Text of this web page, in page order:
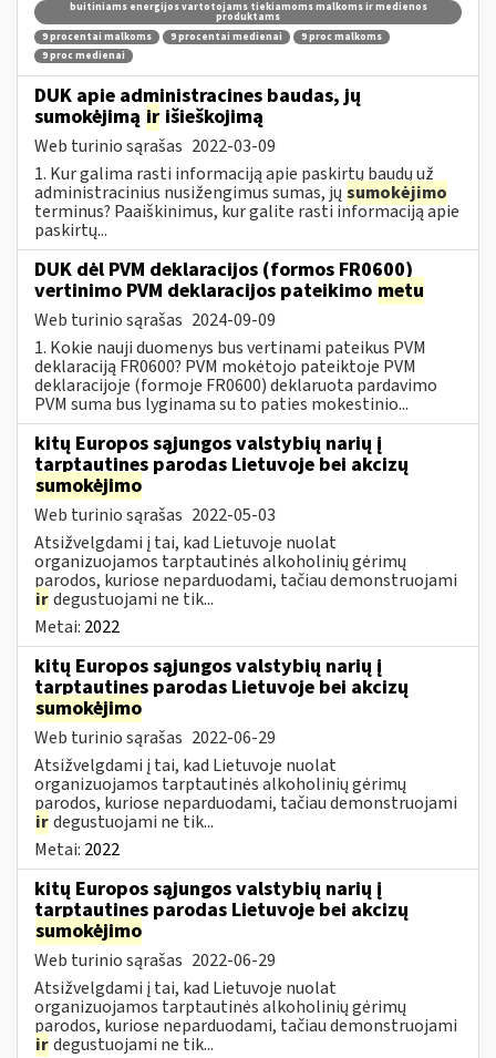
buitiniams energijos vartotojams tiekiamoms malkoms ir medienos
produktams
9 procentai malkoms
9 procentai medienai
9 proc malkoms
9 proc medienai
DUK apie administracines baudas, jų
sumokėjimą ir išieškojimą
Web turinio sąrašas 2022-03-09
1. Kur galima rasti informaciją apie paskirtų baudų už
administracinius nusižengimus sumas, jų sumokėjimo
terminus? Paaiškinimus, kur galite rasti informaciją apie
paskirtų...
DUK dėl PVM deklaracijos (formos FR0600)
vertinimo PVM deklaracijos pateikimo metu
Web turinio sąrašas 2024-09-09
1. Kokie nauji duomenys bus vertinami pateikus PVM
deklaraciją FR0600? PVM mokėtojo pateiktoje PVM
deklaracijoje (formoje FR0600) deklaruota pardavimo
PVM suma bus lyginama su to paties mokestinio...
kitų Europos sąjungos valstybių narių į
tarptautines parodas Lietuvoje bei akcizų
sumokėjimo
Web turinio sąrašas 2022-05-03
Atsižvelgdami į tai, kad Lietuvoje nuolat
organizuojamos tarptautinės alkoholinių gėrimų
parodos, kuriose neparduodami, tačiau demonstruojami
irdegustuojami ne tik...
Metai: 2022
kitų Europos sąjungos valstybių narių į
tarptautines parodas Lietuvoje bei akcizų
sumokėjimo
Web turinio sąrašas 2022-06-29
Atsižvelgdami į tai, kad Lietuvoje nuolat
organizuojamos tarptautinės alkoholinių gėrimų
parodos, kuriose neparduodami, tačiau demonstruojami
irdegustuojami ne tik...
Metai: 2022
kitų Europos sąjungos valstybių narių į
tarptautines parodas Lietuvoje bei akcizų
sumokėjimo
Web turinio sąrašas 2022-06-29
Atsižvelgdami į tai, kad Lietuvoje nuolat
organizuojamos tarptautinės alkoholinių gėrimų
parodos, kuriose neparduodami, tačiau demonstruojami
irdegustuojami ne tik...